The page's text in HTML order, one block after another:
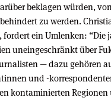
beklagen würden,
zu werden.
fordert ein Umlenken: “Die
uneingeschränkt über
— dazu gehören
und -
kontaminierten